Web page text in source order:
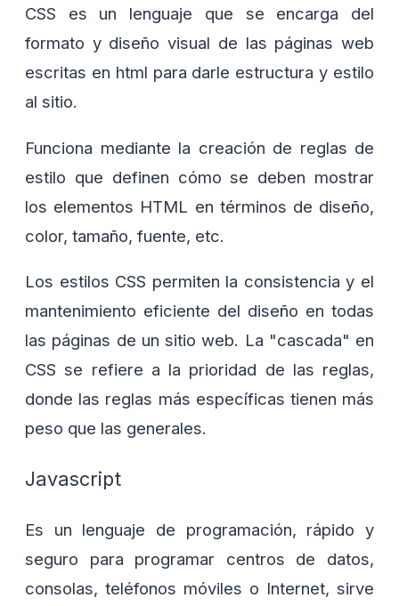
CSS es un lenguaje que se encarga del
formato y diseño visual de las páginas web
escritas en html para darle estructura y estilo
al sitio.
Funciona mediante la creación de reglas de
estilo que definen cómo se deben mostrar
los elementos HTML en términos de diseño,
color, tamaño, fuente, etc.
Los estilos CSS permiten la consistencia y el
mantenimiento eficiente del diseño en todas
las páginas de un sitio web. La "cascada" en
CSS se refiere a la prioridad de las reglas,
donde las reglas más específicas tienen más
peso que las generales.
Javascript
Es un lenguaje de programación, rápido y
seguro para programar centros de datos,
consolas, teléfonos móviles o Internet, sirve